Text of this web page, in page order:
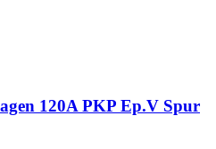
120A PKP Ep.V Spur